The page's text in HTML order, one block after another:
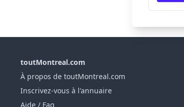
toutMontreal.com
À propos de toutMontreal.com
Inscrivez-vous à l'annuaire
Aide / Faq